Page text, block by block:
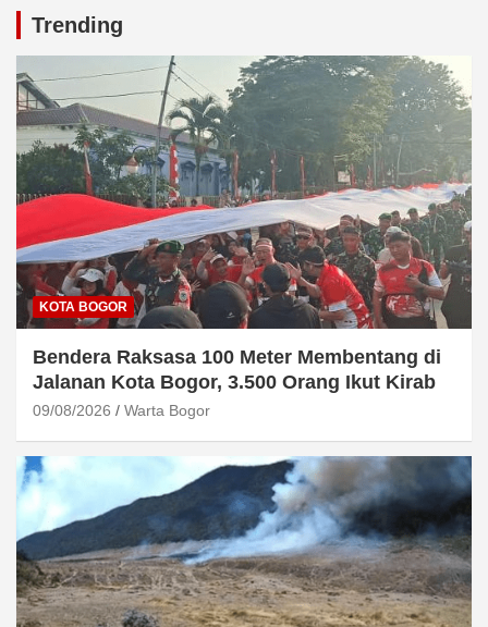
Trending
KOTA BOGOR
Bendera Raksasa 100 Meter Membentang di
Jalanan Kota Bogor, 3.500 Orang Ikut Kirab
09/08/2026 Warta Bogor